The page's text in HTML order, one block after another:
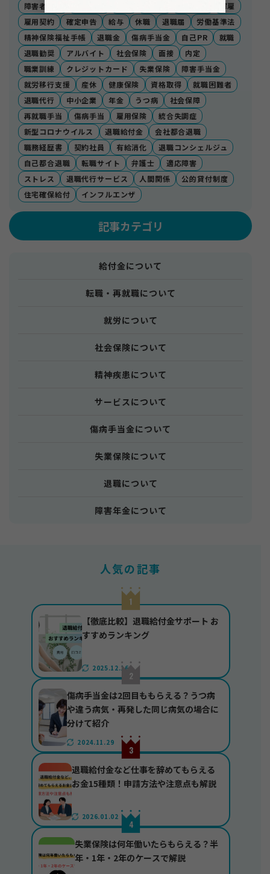
障害者控除
解雇
雇用契約
確定申告 給与 休職 退職届
労働基準法
精神保険福祉手帳
退職金 傷病手当金 自己PR
就職
退職勧奨
アルバイト 社会保険 面接
内定
職業訓練
クレジットカード 失業保険
障害手当金
就労移行支援
産休 健康保険 資格取得
就職困難者
退職代行
中小企業 年金 うつ病
社会保障
再就職手当
傷病手当 雇用保険
統合失調症
新型コロナウイルス
退職給付金
会社都合退職
職務経歴書
契約社員 有給消化
退職コンシェルジュ
自己都合退職
転職サイト 弁護士
適応障害
ストレス
退職代行サービス 人間関係
公的貸付制度
住宅確保給付
インフルエンザ
記事カテゴリ
給付金について
転職・再就職について
就労について
社会保険について
精神疾患について
サービスについて
傷病手当金について
失業保険について
退職について
障害年金について
人気の記事
【徹底比較】退職給付金サポート お
すすめランキング
2025.12.16
傷病手当金は2回目ももらえる？うつ病
や違う病気・再発した同じ病気の場合に
分けて紹介
2024.11.29
退職給付金など仕事を辞めてもらえる
お金15種類！申請方法や注意点も解説
2026.01.02
失業保険は何年働いたらもらえる？半
年・1年・2年のケースで解説